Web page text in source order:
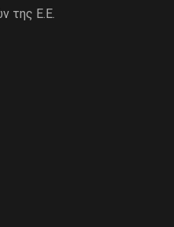
της Ε.Ε.